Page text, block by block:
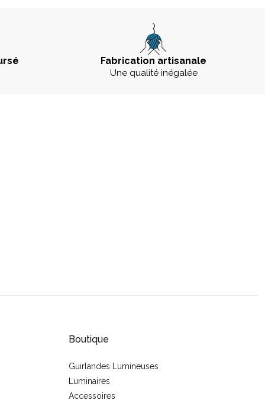
Fabrication artisanale
Une qualité inégalée
Boutique
Guirlandes Lumineuses
Luminaires
Accessoires